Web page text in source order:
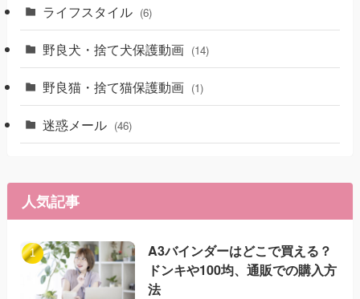
ライフスタイル (6)
野良犬・捨て犬保護動画 (14)
野良猫・捨て猫保護動画 (1)
迷惑メール (46)
人気記事
A3バインダーはどこで買える？
ドンキや100均、通販での購入方
法